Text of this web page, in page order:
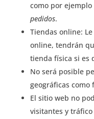
como por ejemplo
pedidos.
Tiendas online:
online, tendrán
tienda física si es
No será posible
geográficas
El sitio web no
visitantes y